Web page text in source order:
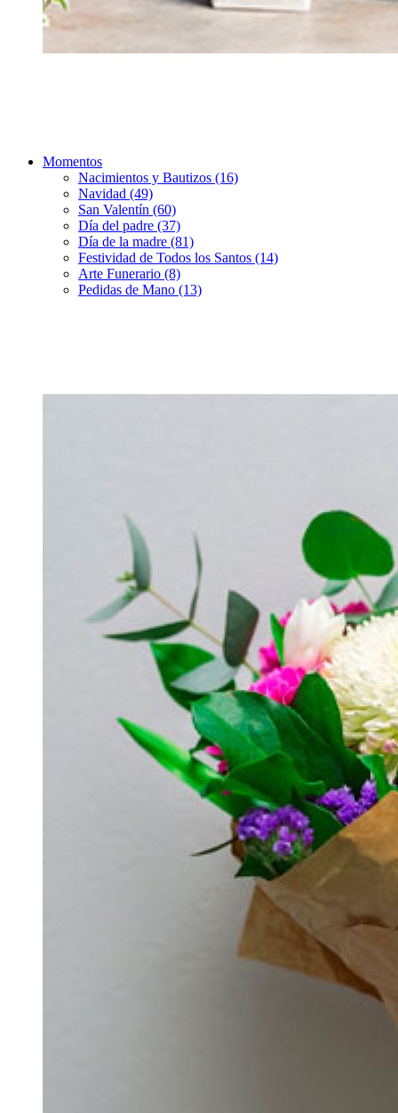
Momentos
Nacimientos y Bautizos (16)
Navidad (49)
San Valentín (60)
Día del padre (37)
Día de la madre (81)
Festividad de Todos los Santos (14)
Arte Funerario (8)
Pedidas de Mano (13)